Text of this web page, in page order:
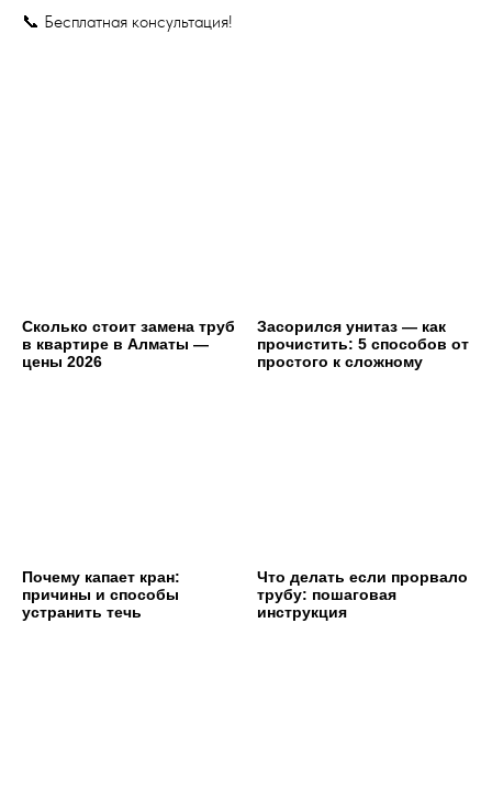
📞 Бесплатная консультация!
Сколько стоит замена труб
в квартире в Алматы —
цены 2026
Засорился унитаз — как
прочистить: 5 способов от
простого к сложному
Почему капает кран:
причины и способы
устранить течь
Что делать если прорвало
трубу: пошаговая
инструкция